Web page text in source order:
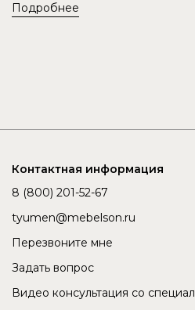
Подробнее
Контактная информация
8 (800) 201-52-67
tyumen@mebelson.ru
Перезвоните мне
Задать вопрос
Видео консультация со